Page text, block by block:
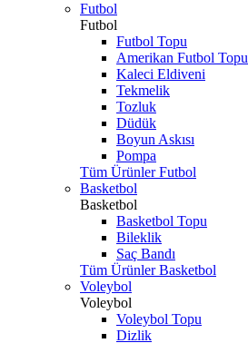
Futbol
Futbol
Futbol Topu
Amerikan Futbol Topu
Kaleci Eldiveni
Tekmelik
Tozluk
Düdük
Boyun Askısı
Pompa
Tüm Ürünler Futbol
Basketbol
Basketbol
Basketbol Topu
Bileklik
Saç Bandı
Tüm Ürünler Basketbol
Voleybol
Voleybol
Voleybol Topu
Dizlik